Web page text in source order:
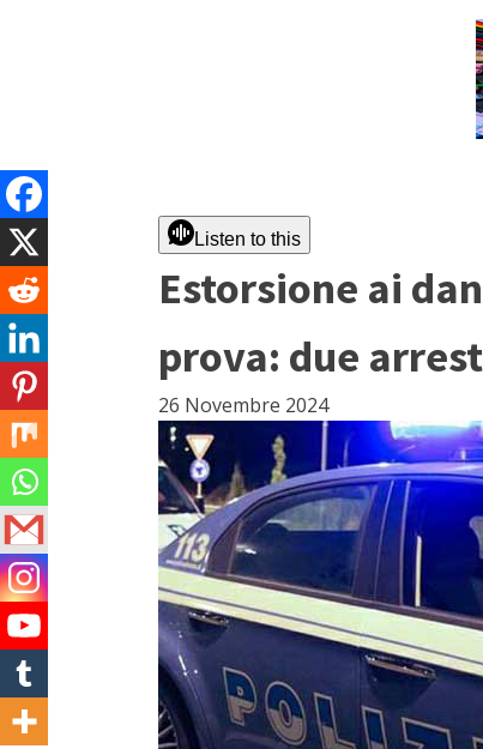
Listen to this
Estorsione ai
prova: due
26 Novembre 2024